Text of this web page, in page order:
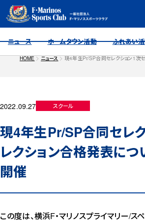
ニュース ホームタウン活動 ふれあい
HOME ニュース 現4年生Pr/SP合同セレクション1次
2022.09.27 スクール
現4年生Pr/SP合同セレ
レクション合格発表に
開催
この度は、横浜F・マリノスプライマリー/ス